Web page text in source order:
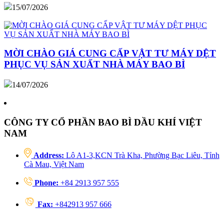
15/07/2026
MỜI CHÀO GIÁ CUNG CẤP VẬT TƯ MÁY DỆT
PHỤC VỤ SẢN XUẤT NHÀ MÁY BAO BÌ
14/07/2026
CÔNG TY CỔ PHẦN BAO BÌ DẦU KHÍ VIỆT
NAM
Address: Lô A1-3,KCN Trà Kha, Phường Bạc Liêu, Tỉnh
Cà Mau, Việt Nam
Phone: +84 2913 957 555
Fax: +842913 957 666